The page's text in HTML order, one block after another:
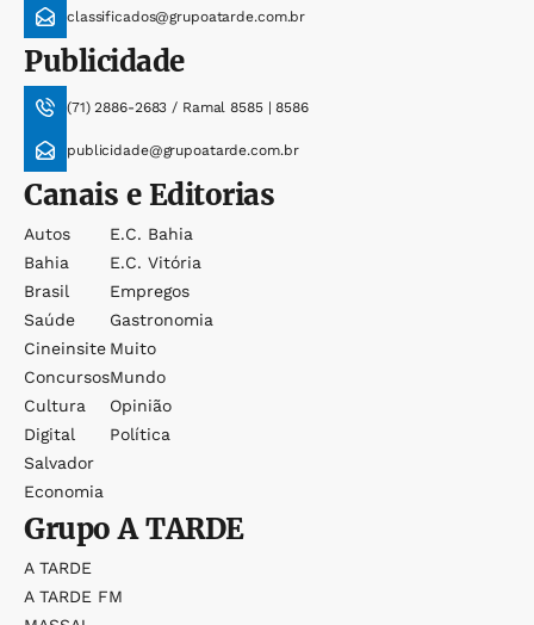
classificados@grupoatarde.com.br
Publicidade
(71) 2886-2683 / Ramal 8585 | 8586
publicidade@grupoatarde.com.br
Canais e Editorias
Autos
Bahia
Brasil
Saúde
Cineinsite
Concursos
Cultura
Digital
Salvador
Economia
E.c. Bahia
E.c. Vitória
Empregos
Gastronomia
Muito
Mundo
Opinião
Política
GrupoA TARDE
A TARDE
A TARDE FM